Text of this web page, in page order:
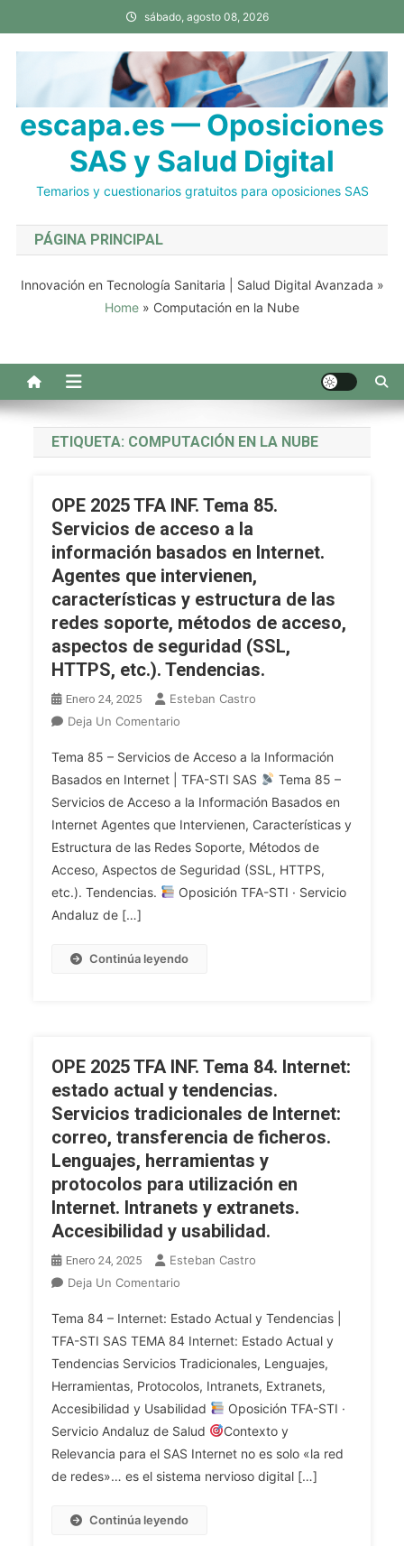
al
contenido
sábado, agosto 08, 2026
escapa.es — Oposiciones
SAS y Salud Digital
Temarios y cuestionarios gratuitos para oposiciones SAS
PÁGINA PRINCIPAL
Innovación en Tecnología Sanitaria | Salud Digital Avanzada »
Home » Computación en la Nube
ETIQUETA: COMPUTACIÓN EN LA NUBE
OPE 2025 TFA INF. Tema 85.
Servicios de acceso a la
información basados en Internet.
Agentes que intervienen,
características y estructura de las
redes soporte, métodos de acceso,
aspectos de seguridad (SSL,
HTTPS, etc.). Tendencias.
Enero 24, 2025
Esteban Castro
Deja Un Comentario
2025
TFA
INF.
Tema
85.
Servicios
De
Que
Intervienen,
Características
Y
Estructura
Redes
Soporte,
Métodos
Aspectos
De
Seguridad
(SSL,
HTTPS,
Etc.).
Tendencias.
Tema 85 – Servicios de Acceso a la Información
Basados en Internet | TFA-STI SAS
Tema 85 –
Servicios de Acceso a la Información Basados en
Internet Agentes que Intervienen, Características y
Estructura de las Redes Soporte, Métodos de
Acceso, Aspectos de Seguridad (SSL, HTTPS,
etc.). Tendencias.
Oposición TFA-STI · Servicio
Andaluz de […]
Continúa leyendo
OPE 2025 TFA INF. Tema 84. Internet:
estado actual y tendencias.
Servicios tradicionales de Internet:
correo, transferencia de ficheros.
Lenguajes, herramientas y
protocolos para utilización en
Internet. Intranets y extranets.
Accesibilidad y usabilidad.
Enero 24, 2025
Esteban Castro
Deja Un Comentario
2025
TFA
INF.
Tema
84.
Internet:
Estado
Tema 84 – Internet: Estado Actual y Tendencias |
TFA-STI SAS TEMA 84 Internet: Estado Actual y
Tendencias Servicios Tradicionales, Lenguajes,
Herramientas, Protocolos, Intranets, Extranets,
Accesibilidad y Usabilidad
Oposición TFA-STI ·
Servicio Andaluz de Salud
Contexto y
Relevancia para el SAS Internet no es solo «la red
de redes»… es el sistema nervioso digital […]
Continúa leyendo